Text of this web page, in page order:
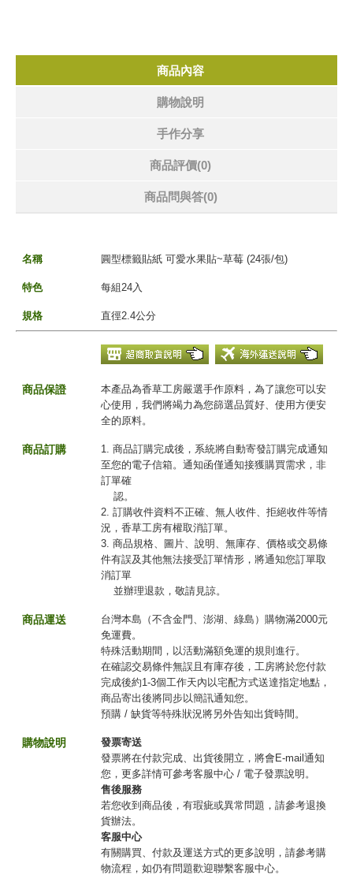
商品內容
購物說明
手作分享
商品評價(0)
商品問與答(0)
名稱 圓型標籤貼紙 可愛水果貼~草莓 (24張/包)
特色 每組24入
規格 直徑2.4公分
商品保證
本產品為香草工房嚴選手作原料，為了讓您可以安
心使用，我們將竭力為您篩選品質好、使用方便安
全的原料。
商品訂購
1. 商品訂購完成後，系統將自動寄發訂購完成通知
至您的電子信箱。通知函僅通知接獲購買需求，非
訂單確
認。
2. 訂購收件資料不正確、無人收件、拒絕收件等情
況，香草工房有權取消訂單。
3. 商品規格、圖片、說明、無庫存、價格或交易條
件有誤及其他無法接受訂單情形，將通知您訂單取
消訂單
並辦理退款，敬請見諒。
商品運送
台灣本島（不含金門、澎湖、綠島）購物滿2000元
免運費。
特殊活動期間，以活動滿額免運的規則進行。
在確認交易條件無誤且有庫存後，工房將於您付款
完成後約1-3個工作天內以宅配方式送達指定地點，
商品寄出後將同步以簡訊通知您。
預購 / 缺貨等特殊狀況將另外告知出貨時間。
購物說明
發票寄送
發票將在付款完成、出貨後開立，將會E-mail通知
您，更多詳情可參考客服中心 / 電子發票說明。
售後服務
若您收到商品後，有瑕疵或異常問題，請參考退換
貨辦法。
客服中心
有關購買、付款及運送方式的更多說明，請參考購
物流程，如仍有問題歡迎聯繫客服中心。